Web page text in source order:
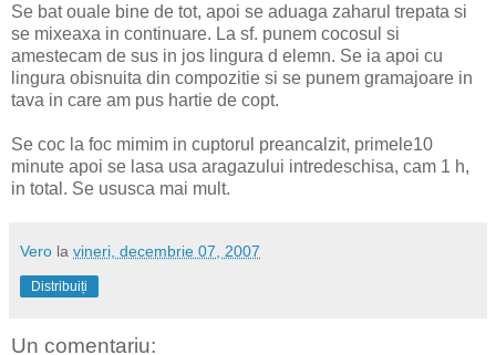
Se bat ouale bine de tot, apoi se aduaga zaharul trepata si
se mixeaxa in continuare. La sf. punem cocosul si
amestecam de sus in jos lingura d elemn. Se ia apoi cu
lingura obisnuita din compozitie si se punem gramajoare in
tava in care am pus hartie de copt.
Se coc la foc mimim in cuptorul preancalzit, primele10
minute apoi se lasa usa aragazului intredeschisa, cam 1 h,
in total. Se ususca mai mult.
Vero la vineri, decembrie 07, 2007
Distribuiți
Un comentariu: